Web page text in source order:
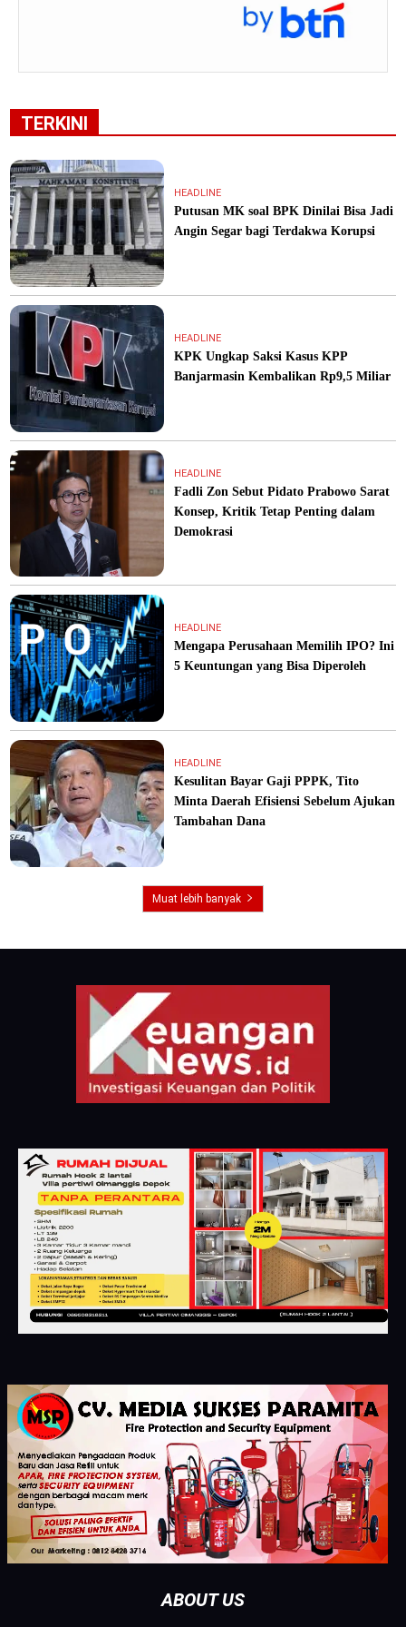
TERKINI
HEADLINE
Putusan MK soal BPK Dinilai Bisa Jadi
Angin Segar bagi Terdakwa Korupsi
HEADLINE
KPK Ungkap Saksi Kasus KPP
Banjarmasin Kembalikan Rp9,5 Miliar
HEADLINE
Fadli Zon Sebut Pidato Prabowo Sarat
Konsep, Kritik Tetap Penting dalam
Demokrasi
HEADLINE
Mengapa Perusahaan Memilih IPO? Ini
5 Keuntungan yang Bisa Diperoleh
HEADLINE
Kesulitan Bayar Gaji PPPK, Tito
Minta Daerah Efisiensi Sebelum Ajukan
Tambahan Dana
Muat lebih banyak
ABOUT US